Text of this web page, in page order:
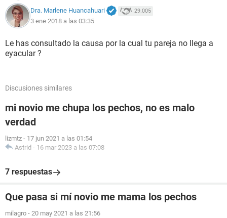
Dra. Marlene Huancahuari 29.005
3 ene 2018 a las 03:35
Le has consultado la causa por la cual tu pareja no llega a
eyacular ?
Discusiones similares
mi novio me chupa los pechos, no es malo
verdad
lizmtz - 17 jun 2021 a las 01:54
Astrid - 16 mar 2023 a las 07:08
7 respuestas
Que pasa si mí novio me mama los pechos
milagro - 20 may 2021 a las 21:56